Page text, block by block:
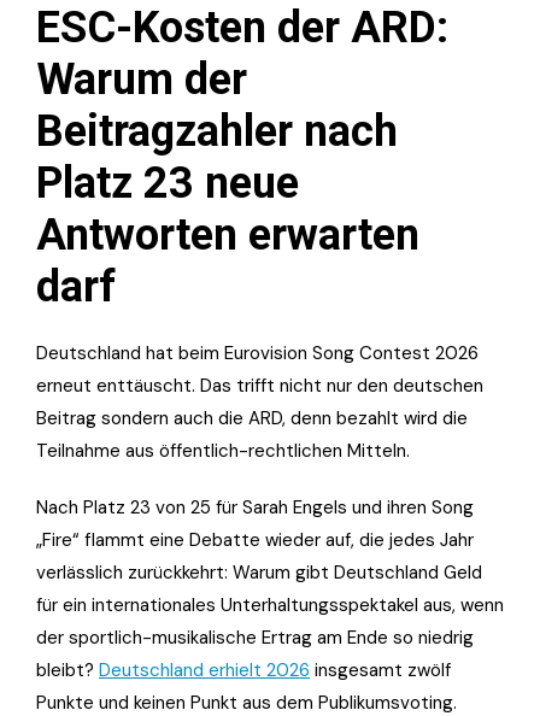
ESC-Kosten der ARD:
Warum der
Beitragzahler nach
Platz 23 neue
Antworten erwarten
darf
Deutschland hat beim Eurovision Song Contest 2026
erneut enttäuscht. Das trifft nicht nur den deutschen
Beitrag sondern auch die ARD, denn bezahlt wird die
Teilnahme aus öffentlich-rechtlichen Mitteln.
Nach Platz 23 von 25 für Sarah Engels und ihren Song
„Fire“ flammt eine Debatte wieder auf, die jedes Jahr
verlässlich zurückkehrt: Warum gibt Deutschland Geld
für ein internationales Unterhaltungsspektakel aus, wenn
der sportlich-musikalische Ertrag am Ende so niedrig
bleibt? Deutschland erhielt 2026 insgesamt zwölf
Punkte und keinen Punkt aus dem Publikumsvoting.